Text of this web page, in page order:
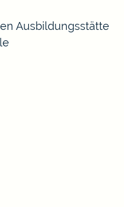
Ausbildungsstätte